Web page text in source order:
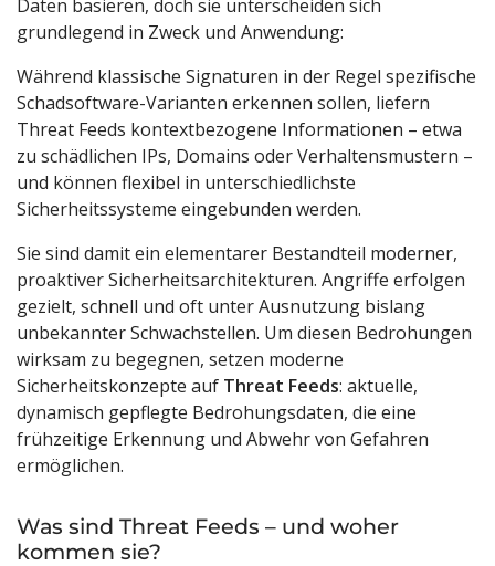
Daten basieren, doch sie unterscheiden sich
grundlegend in Zweck und Anwendung:
Während klassische Signaturen in der Regel spezifische
Schadsoftware-Varianten erkennen sollen, liefern
Threat Feeds kontextbezogene Informationen – etwa
zu schädlichen IPs, Domains oder Verhaltensmustern –
und können flexibel in unterschiedlichste
Sicherheitssysteme eingebunden werden.
Sie sind damit ein elementarer Bestandteil moderner,
proaktiver Sicherheitsarchitekturen. Angriffe erfolgen
gezielt, schnell und oft unter Ausnutzung bislang
unbekannter Schwachstellen. Um diesen Bedrohungen
wirksam zu begegnen, setzen moderne
Sicherheitskonzepte auf Threat Feeds: aktuelle,
dynamisch gepflegte Bedrohungsdaten, die eine
frühzeitige Erkennung und Abwehr von Gefahren
ermöglichen.
Was sind Threat Feeds – und woher
kommen sie?